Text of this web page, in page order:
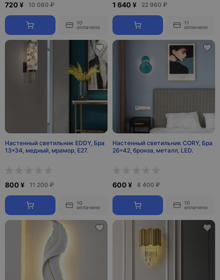
720 ¥ 10 080 ₽
10
оплачено
1 640 ¥ 22 960 ₽
11
оплачено
Настенный светильник EDDY, Бра
13*34, медный, мрамор, Е27.
800 ¥ 11 200 ₽
10
оплачено
Настенный светильник CORY, Бра
26*42, бронза, металл, LED.
600 ¥ 8 400 ₽
10
оплачено